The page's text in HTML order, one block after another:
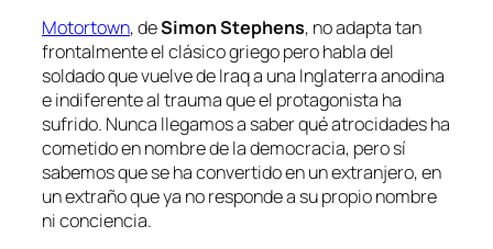
Motortown, deSimonStephens, no adapta tan
frontalmente el clásico griego pero habla del
soldado que vuelve de Iraq a una Inglaterra anodina
e indiferente al trauma que el protagonista ha
sufrido. Nunca llegamos a saber qué atrocidades ha
cometido en nombre de la democracia, pero sí
sabemos que se ha convertido en un extranjero, en
un extraño que ya no responde a su propio nombre
ni conciencia.